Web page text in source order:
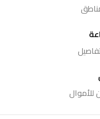
للأموال